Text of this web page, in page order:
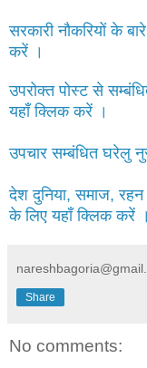
सरकारी नौकरियों के
करें ।
उपरोक्त पोस्ट से
यहाँ क्लिक करें ।
उपचार सम्बंधित घरेलु
देश दुनिया, समाज,
के लिए यहाँ क्लिक करें ।
Share
No comments: